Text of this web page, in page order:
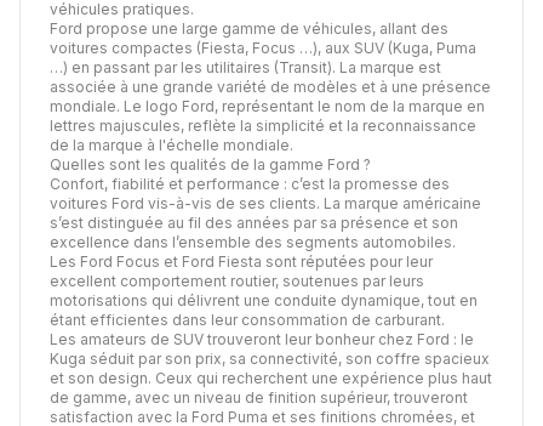
véhicules pratiques.
Ford propose une large gamme de véhicules, allant des
voitures compactes (Fiesta, Focus …), aux SUV (Kuga, Puma
…) en passant par les utilitaires (Transit). La marque est
associée à une grande variété de modèles et à une présence
mondiale. Le logo Ford, représentant le nom de la marque en
lettres majuscules, reflète la simplicité et la reconnaissance
de la marque à l'échelle mondiale.
Quelles sont les qualités de la gamme Ford ?
Confort, fiabilité et performance : c’est la promesse des
voitures Ford vis-à-vis de ses clients. La marque américaine
s’est distinguée au fil des années par sa présence et son
excellence dans l’ensemble des segments automobiles.
Les Ford Focus et Ford Fiesta sont réputées pour leur
excellent comportement routier, soutenues par leurs
motorisations qui délivrent une conduite dynamique, tout en
étant efficientes dans leur consommation de carburant.
Les amateurs de SUV trouveront leur bonheur chez Ford : le
Kuga séduit par son prix, sa connectivité, son coffre spacieux
et son design. Ceux qui recherchent une expérience plus haut
de gamme, avec un niveau de finition supérieur, trouveront
satisfaction avec la Ford Puma et ses finitions chromées, et